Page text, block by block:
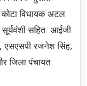
कोटा विधायक अटल
सूर्यवंशी सहित आईजी
एसएसपी रजनेश सिंह,
जिला पंचायत